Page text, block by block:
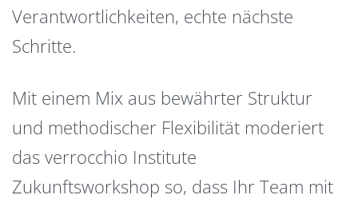
Verantwortlichkeiten, echte nächste
Schritte.
Mit einem Mix aus bewährter Struktur
und methodischer Flexibilität moderiert
das verrocchio Institute
Zukunftsworkshop so, dass Ihr Team mit